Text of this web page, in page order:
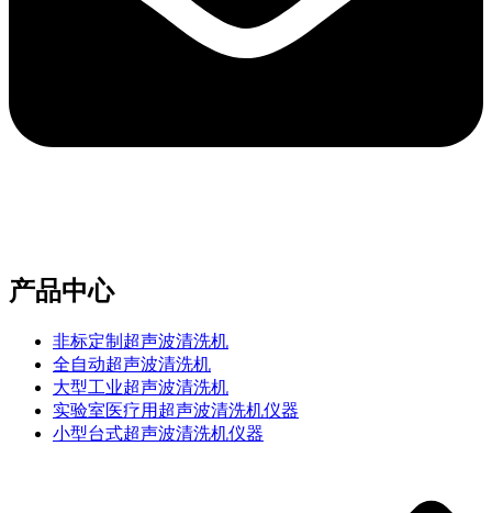
产品中心
非标定制超声波清洗机
全自动超声波清洗机
大型工业超声波清洗机
实验室医疗用超声波清洗机仪器
小型台式超声波清洗机仪器